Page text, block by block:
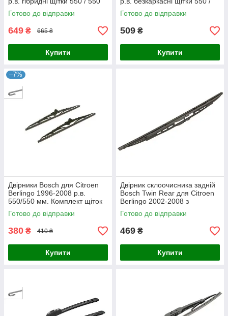
мм. Armer (комплект 2 шт.)
Готово до відправки
649 ₴ 665 ₴
Купити
550 мм. Armer (комплект 2
шт.)
Готово до відправки
509 ₴
Купити
–7%
Двірники Bosch для Citroen
Berlingo 1996-2008 р.в.
550/550 мм. Комплект щіток
склоочисника каркасні 2 шт.
Готово до відправки
380 ₴ 410 ₴
Купити
Двірник склоочисника задній
Bosch Twin Rear для Citroen
Berlingo 2002-2008 з
кришкою багажника щітка
400
Готово до відправки
469 ₴
Купити